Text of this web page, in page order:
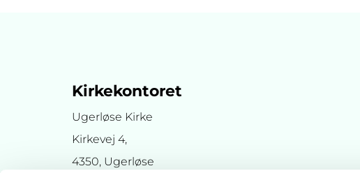
Kirkekontoret
Ugerløse Kirke
Kirkevej 4,
4350, Ugerløse